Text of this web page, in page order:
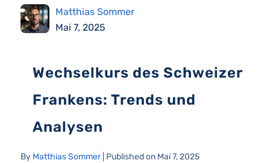
Matthias Sommer
Mai 7, 2025
Wechselkurs des Schweizer
Frankens: Trends und
Analysen
By Matthias Sommer| Published on Mai 7, 2025